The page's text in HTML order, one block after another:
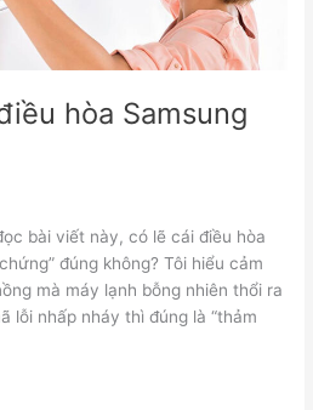
hòa Samsung
bài viết này, có lẽ cái điều hòa
đúng không? Tôi hiểu cảm
mà máy lạnh bỗng nhiên thổi ra
lỗi nhấp nháy thì đúng là “thảm